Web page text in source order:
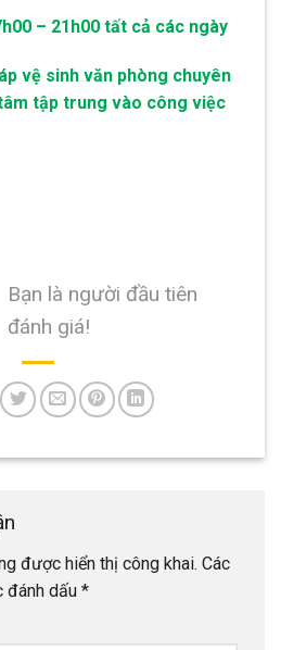
– 21h00 tất cả các ngày
vệ sinh văn phòng chuyên
tập trung vào công việc
Bạn là người đầu tiên
đánh giá!
được hiển thị công khai. Các
đánh dấu *